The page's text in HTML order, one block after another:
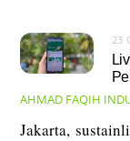
23
AHMAD FAQIH
Jakarta,